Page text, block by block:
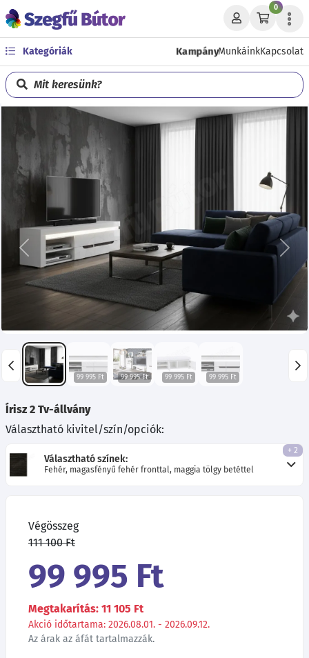
0
Kategóriák KampányMunkáinkKapcsolat
Mit keresünk?
Előző
99 995 Ft 99 995 Ft 99 995 Ft 99 995 Ft
Írisz 2 Tv-állvány
Választható kivitel/szín/opciók:
Választható színek:
Fehér, magasfényű fehér fronttal, maggia tölgy betéttel
+ 2
Végösszeg
111 100 Ft
99 995 Ft
Megtakarítás: 11 105 Ft
Akció időtartama: 2026.08.01. - 2026.09.12.
Az árak az áfát tartalmazzák.